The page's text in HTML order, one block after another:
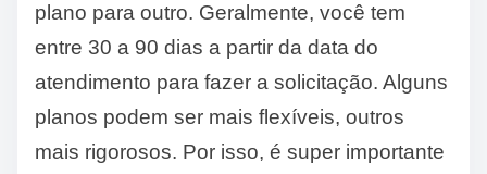
plano para outro. Geralmente, você tem
entre 30 a 90 dias a partir da data do
atendimento para fazer a solicitação. Alguns
planos podem ser mais flexíveis, outros
mais rigorosos. Por isso, é super importante